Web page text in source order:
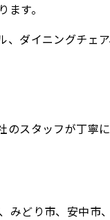
す。
、ダイニングチェ
スタッフが丁寧
どり市、安中市